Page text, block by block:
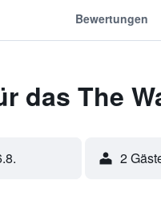
Bewertungen
das The
2